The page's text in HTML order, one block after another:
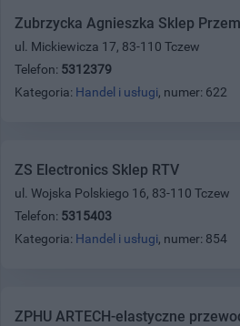
Zubrzycka Agnieszka Sklep
ul. Mickiewicza 17, 83-110 Tczew
Telefon: 5312379
Kategoria: Handel i usługi, numer: 622
ZS Electronics Sklep RTV
ul. Wojska Polskiego 16, 83-110 Tczew
Telefon: 5315403
Kategoria: Handel i usługi, numer: 854
ZPHU ARTECH-elastyczne